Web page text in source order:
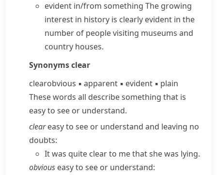
evident in/from something The growing
interest in history is clearly evident in the
number of people visiting museums and
country houses.
Synonymsclear
clearobvious ▪ apparent ▪ evident ▪ plain
These words all describe something that is
easy to see or understand.
cleareasy to see or understand and leaving no
doubts:
It was quite clear to me that she was lying.
obvious easy to see or understand: